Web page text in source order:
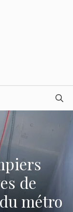
de
métro